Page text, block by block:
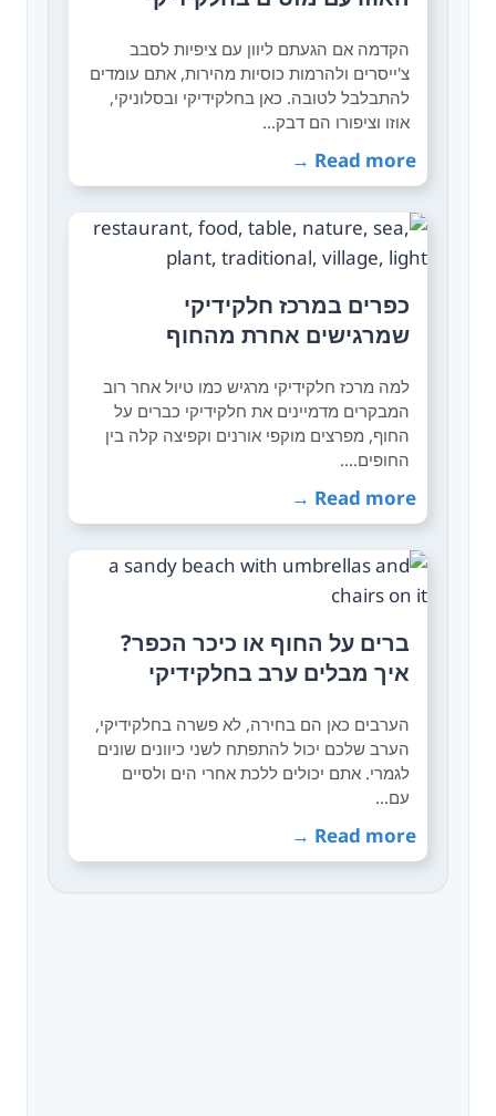
הקדמה אם הגעתם ליוון עם ציפיות לסבב
צ'ייסרים ולהרמות כוסיות מהירות, אתם עומדים
להתבלבל לטובה. כאן בחלקידיקי ובסלוניקי,
אוזו וציפורו הם דבק…
Read more →
כפרים במרכז חלקידיקי
שמרגישים אחרת מהחוף
למה מרכז חלקידיקי מרגיש כמו טיול אחר רוב
המבקרים מדמיינים את חלקידיקי כברים על
החוף, מפרצים מוקפי אורנים וקפיצה קלה בין
החופים.…
Read more →
ברים על החוף או כיכר הכפר?
איך מבלים ערב בחלקידיקי
הערבים כאן הם בחירה, לא פשרה בחלקידיקי,
הערב שלכם יכול להתפתח לשני כיוונים שונים
לגמרי. אתם יכולים ללכת אחרי הים ולסיים
עם…
Read more →